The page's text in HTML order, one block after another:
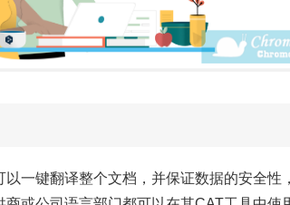
一键翻译整个文档，并保证数据的安全性